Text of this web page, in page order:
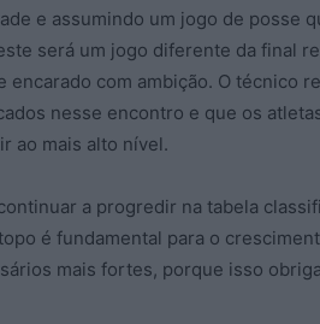
e assumindo um jogo de posse
será um jogo diferente da final
com ambição. O técnico
nesse encontro e que os
ao mais alto nível.
a progredir na tabela
é fundamental para o
mais fortes, porque isso